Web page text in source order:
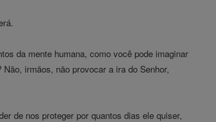
da mente humana, como você pode imaginar
irmãos, não provocar a ira do Senhor,
de nos proteger por quantos dias ele quiser,